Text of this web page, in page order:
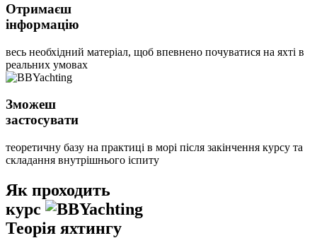
Отримаєш
інформацію
весь необхідний матеріал, щоб впевнено почуватися на яхті в
реальних умовах
Зможеш
застосувати
теоретичну базу на практиці в морі після закінчення курсу та
складання внутрішнього іспиту
Як проходить
курс
Теорія яхтингу